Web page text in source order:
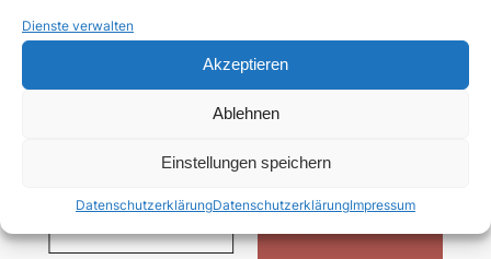
Dienste verwalten
Akzeptieren
Ablehnen
Einstellungen speichern
DatenschutzerklärungDatenschutzerklärungImpressum